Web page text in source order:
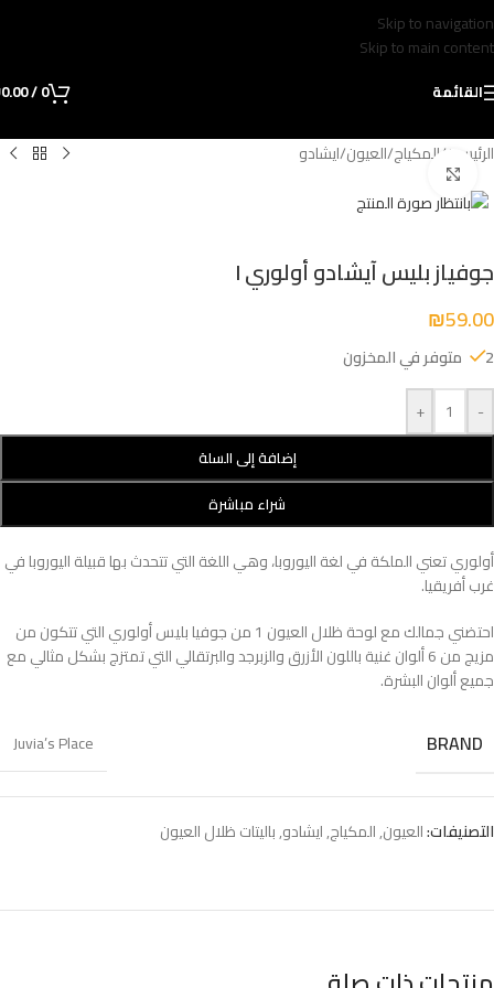
Skip to navigation
Skip to main content
القائمة 0
/
0.00
الرئيسية/المكياج/العيون/ايشادو
جوفياز بليس آيشادو أولوري I
₪59.00
2 متوفر في المخزون
-
+
إضافة إلى السلة
شراء مباشرة
أولوري تعني الملكة في لغة اليوروبا، وهي اللغة التي تتحدث بها قبيلة اليوروبا في
غرب أفريقيا.
احتضني جمالك مع لوحة ظلال العيون 1 من جوفيا بليس أولوري التي تتكون من
مزيج من 6 ألوان غنية باللون الأزرق والزبرجد والبرتقالي التي تمتزج بشكل مثالي مع
جميع ألوان البشرة.
BRAND
Juvia’s Place
التصنيفات:العيون,المكياج,ايشادو,باليتات ظلال العيون